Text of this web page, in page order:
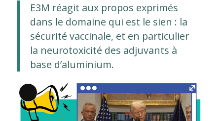
E3M réagit aux propos exprimés
dans le domaine qui est le sien : la
sécurité vaccinale, et en particulier
la neurotoxicité des adjuvants à
base d’aluminium.
Long
Description